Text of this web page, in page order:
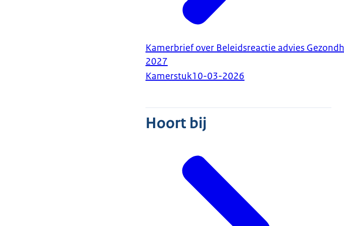
Kamerbrief over Beleidsreactie advies
2027
Kamerstuk10-03-2026
Hoort bij